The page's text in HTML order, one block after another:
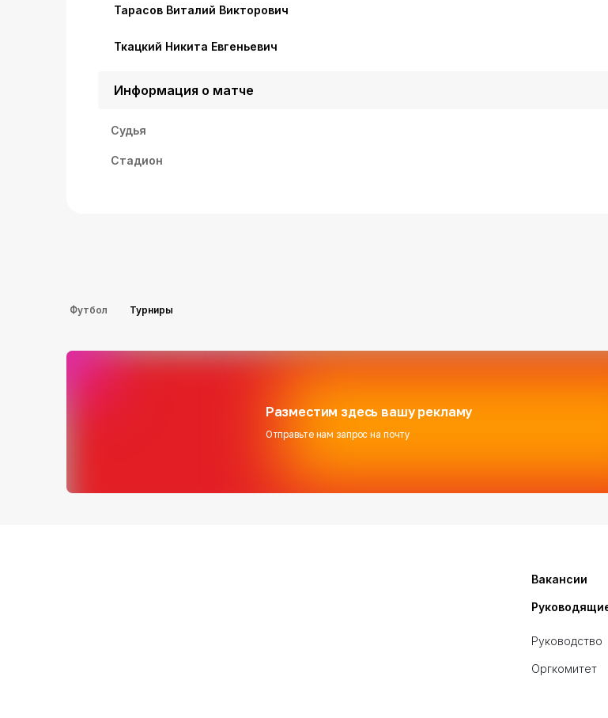
Футбол Турниры
Тарасов Виталий Викторович
Ткацкий Никита Евгеньевич
Информация о матче
Судья
Стадион
Разместим здесь вашу рекламу
Отправьте нам запрос на почту
Вакансии
Руководство
Оргкомитет